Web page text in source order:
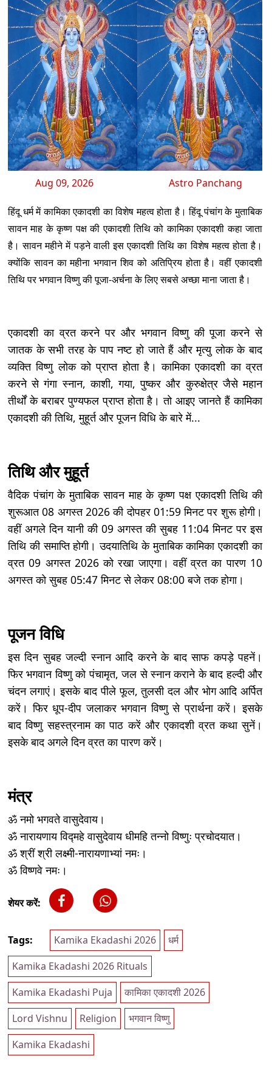
Aug 09, 2026 Astro Panchang
हिंदू धर्म में कामिका एकादशी का विशेष महत्व होता है। हिंदू पंचांग के मुताबिक
सावन माह के कृष्ण पक्ष की एकादशी तिथि को कामिका एकादशी कहा जाता
है। सावन महीने में पड़ने वाली इस एकादशी तिथि का विशेष महत्व होता है।
क्योंकि सावन का महीना भगवान शिव को अतिप्रिय होता है। वहीं एकादशी
तिथि पर भगवान विष्णु की पूजा-अर्चना के लिए सबसे अच्छा माना जाता है।
एकादशी का व्रत करने पर और भगवान विष्णु की पूजा करने से
जातक के सभी तरह के पाप नष्ट हो जाते हैं और मृत्यु लोक के बाद
व्यक्ति विष्णु लोक को प्राप्त होता है। कामिका एकादशी का व्रत
करने से गंगा स्नान, काशी, गया, पुष्कर और कुरुक्षेत्र जैसे महान
तीर्थों के बराबर पुण्यफल प्राप्त होता है। तो आइए जानते हैं कामिका
एकादशी की तिथि, मुहूर्त और पूजन विधि के बारे में...
तिथि और मुहूर्त
वैदिक पंचांग के मुताबिक सावन माह के कृष्ण पक्ष एकादशी तिथि की
शुरूआत 08 अगस्त 2026 की दोपहर 01:59 मिनट पर शुरू होगी।
वहीं अगले दिन यानी की 09 अगस्त की सुबह 11:04 मिनट पर इस
तिथि की समाप्ति होगी। उदयातिथि के मुताबिक कामिका एकादशी का
व्रत 09 अगस्त 2026 को रखा जाएगा। वहीं व्रत का पारण 10
अगस्त को सुबह 05:47 मिनट से लेकर 08:00 बजे तक होगा।
पूजन विधि
इस दिन सुबह जल्दी स्नान आदि करने के बाद साफ कपड़े पहनें।
फिर भगवान विष्णु को पंचामृत, जल से स्नान कराने के बाद हल्दी और
चंदन लगाएं। इसके बाद पीले फूल, तुलसी दल और भोग आदि अर्पित
करें। फिर धूप-दीप जलाकर भगवान विष्णु से प्रार्थना करें। इसके
बाद विष्णु सहस्त्रनाम का पाठ करें और एकादशी व्रत कथा सुनें।
इसके बाद अगले दिन व्रत का पारण करें।
मंत्र
ॐ नमो भगवते वासुदेवाय।
ॐ नारायणाय विद्महे वासुदेवाय धीमहि तन्नो विष्णुः प्रचोदयात।
ॐ श्रीं श्री लक्ष्मी-नारायणाभ्यां नमः।
ॐ विष्णवे नमः।
शेयर करें:
Tags: Kamika Ekadashi 2026
धर्म
Kamika Ekadashi 2026 Rituals
Kamika Ekadashi Puja
कामिका एकादशी 2026
Lord Vishnu
Religion
भगवान विष्णु
Kamika Ekadashi